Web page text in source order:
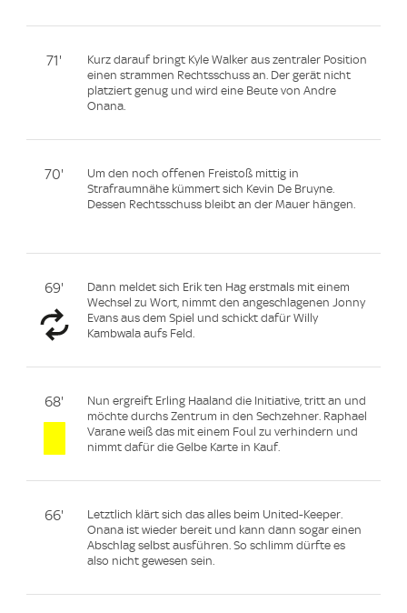
71'
Kurz darauf bringt Kyle Walker aus zentraler Position
einen strammen Rechtsschuss an. Der gerät nicht
platziert genug und wird eine Beute von Andre
Onana.
70'
Um den noch offenen Freistoß mittig in
Strafraumnähe kümmert sich Kevin De Bruyne.
Dessen Rechtsschuss bleibt an der Mauer hängen.
69'
Dann meldet sich Erik ten Hag erstmals mit einem
Wechsel zu Wort, nimmt den angeschlagenen Jonny
Evans aus dem Spiel und schickt dafür Willy
Kambwala aufs Feld.
68'
Nun ergreift Erling Haaland die Initiative, tritt an und
möchte durchs Zentrum in den Sechzehner. Raphael
Varane weiß das mit einem Foul zu verhindern und
nimmt dafür die Gelbe Karte in Kauf.
66'
Letztlich klärt sich das alles beim United-Keeper.
Onana ist wieder bereit und kann dann sogar einen
Abschlag selbst ausführen. So schlimm dürfte es
also nicht gewesen sein.